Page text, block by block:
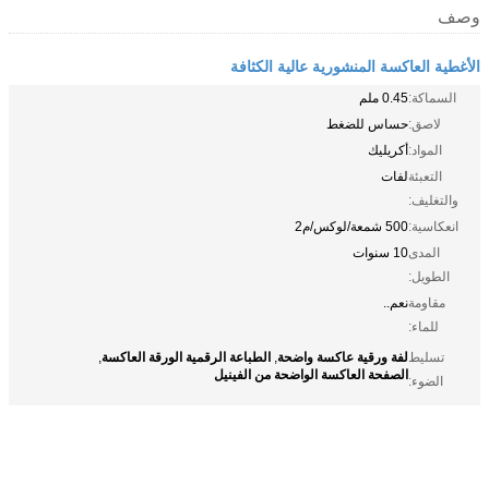
وصف
الأغطية العاكسة المنشورية عالية الكثافة
السماكة:0.45 ملم
لاصق:حساس للضغط
المواد:أكريليك
التعبئة
والتغليف:
لفات
انعكاسية:500 شمعة/لوكس/م2
المدى
الطويل:
10 سنوات
مقاومة
للماء:
نعم..
تسليط
الضوء:
لفة ورقية عاكسة واضحة, الطباعة الرقمية الورقة العاكسة,
الصفحة العاكسة الواضحة من الفينيل